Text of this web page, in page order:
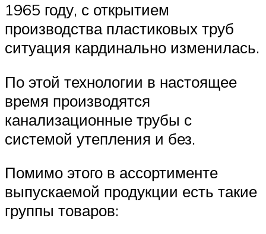
1965 году, с открытием
производства пластиковых труб
ситуация кардинально изменилась.
По этой технологии в настоящее
время производятся
канализационные трубы с
системой утепления и без.
Помимо этого в ассортименте
выпускаемой продукции есть такие
группы товаров: